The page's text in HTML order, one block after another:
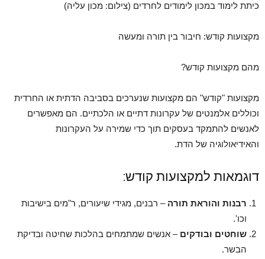
כיתת לימוד במכון לימודים לחרדים (צילום: מכון עליה)
מקצועות קודש: חיבור בין תורה ומעשה
מהם מקצועות קודש?
מקצועות "קודש" הם מקצועות שנערכים בסביבה הדתית או החרדית
וכוללים אלמנטים של עקרונות דתיים או הלכתיים. הם מאפשרים
לאנשים להתמקד בעסקים תוך כדי שמירה על העקרונות
והאידיאולוגיה של הדת.
דוגמאות למקצועות קודש:
רבנות והוראת תורה – רבנים, מגידי שיעורים, ר"מים בישיבות
וכו'.
שוחטים ובודקים – אנשים שמתמחים בהלכות שחיטה ובדיקת
הבשר.